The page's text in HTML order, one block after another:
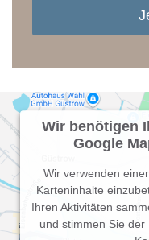
Wir benötigen
Google
Wir verwenden
Karteninhalte
Ihren Aktivitäten
und stimmen Sie